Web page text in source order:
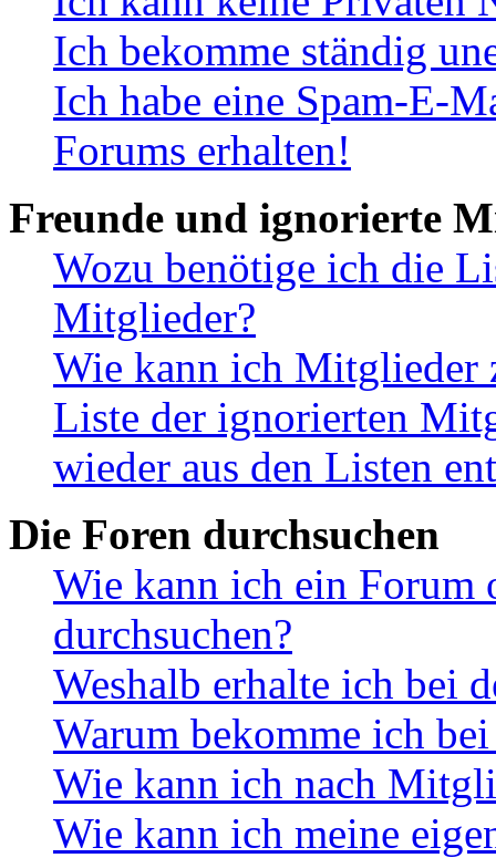
Ich bekomme ständig
Ich habe eine Spam-E-
Forums erhalten!
Freunde und ignorierte
Wozu benötige ich die
Mitglieder?
Wie kann ich Mitglieder
Liste der ignorierten
wieder aus den Listen
Die Foren durchsuchen
Wie kann ich ein Forum
durchsuchen?
Weshalb erhalte ich bei
Warum bekomme ich
Wie kann ich nach
Wie kann ich meine